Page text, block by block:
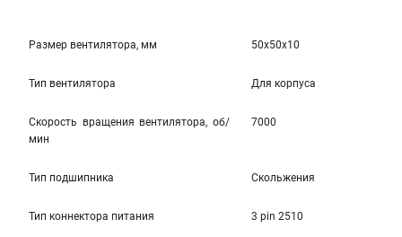
Размер вентилятора, мм 50x50x10
Тип вентилятора Для корпуса
Скорость вращения вентилятора, об/
мин
7000
Тип подшипника Скольжения
Тип коннектора питания 3 pin 2510